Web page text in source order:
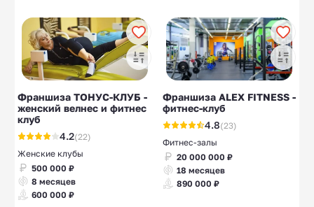
Франшиза ТОНУС-КЛУБ -
женский велнес и фитнес
клуб
4.2(22)
Женские клубы
500 000 ₽
8 месяцев
600 000 ₽
Франшиза ALEX FITNESS -
фитнес-клуб
4.8(23)
Фитнес-залы
20 000 000 ₽
18 месяцев
890 000 ₽